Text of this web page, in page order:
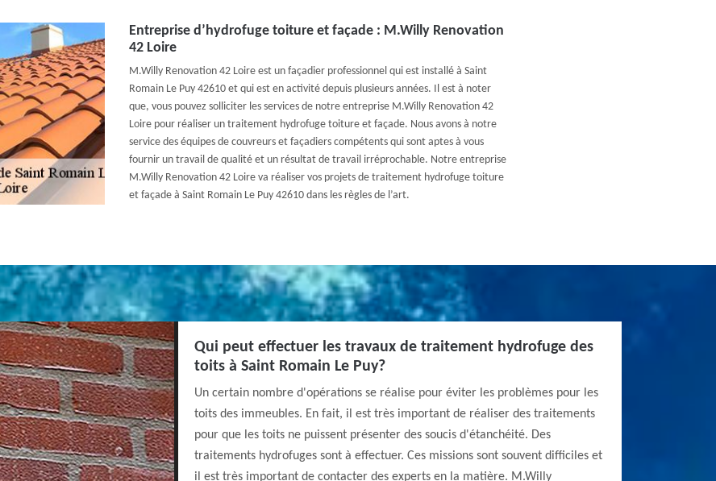
Entreprise d’hydrofuge toiture et façade : M.Willy Renovation
42 Loire
M.Willy Renovation 42 Loire est un façadier professionnel qui est installé à Saint
Romain Le Puy 42610 et qui est en activité depuis plusieurs années. Il est à noter
que, vous pouvez solliciter les services de notre entreprise M.Willy Renovation 42
Loire pour réaliser un traitement hydrofuge toiture et façade. Nous avons à notre
service des équipes de couvreurs et façadiers compétents qui sont aptes à vous
fournir un travail de qualité et un résultat de travail irréprochable. Notre entreprise
M.Willy Renovation 42 Loire va réaliser vos projets de traitement hydrofuge toiture
et façade à Saint Romain Le Puy 42610 dans les règles de l’art.
Qui peut effectuer les travaux de traitement hydrofuge des
toits à Saint Romain Le Puy?
Un certain nombre d'opérations se réalise pour éviter les problèmes pour les
toits des immeubles. En fait, il est très important de réaliser des traitements
pour que les toits ne puissent présenter des soucis d'étanchéité. Des
traitements hydrofuges sont à effectuer. Ces missions sont souvent difficiles et
il est très important de contacter des experts en la matière. M.Willy